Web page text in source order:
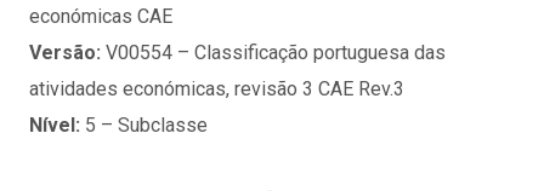
económicas CAE
Versão: V00554 – Classificação portuguesa das
atividades económicas, revisão 3 CAE Rev.3
Nível: 5 – Subclasse